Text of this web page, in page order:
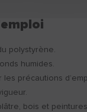
polystyrène.
humides.
les précautions
bois et